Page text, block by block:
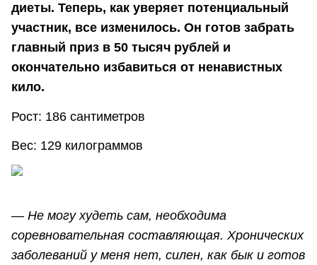
диеты. Теперь, как уверяет потенциальный
участник, все изменилось. Он готов забрать
главный приз в 50 тысяч рублей и
окончательно избавиться от ненавистных
кило.
Рост: 186 сантиметров
Вес: 129 килограммов
— Не могу худеть сам, необходима
соревновательная составляющая. Хронических
заболеваний у меня нет, силен, как бык и готов